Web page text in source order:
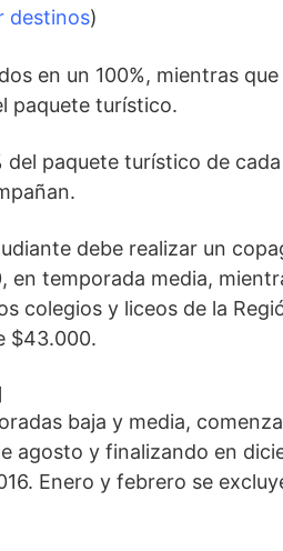
destinos)
en un 100%, mientras
paquete turístico.
del paquete turístico de
debe realizar un
en temporada media,
colegios y liceos de la
$43.000.
baja y media,
agosto y finalizando en
Enero y febrero se